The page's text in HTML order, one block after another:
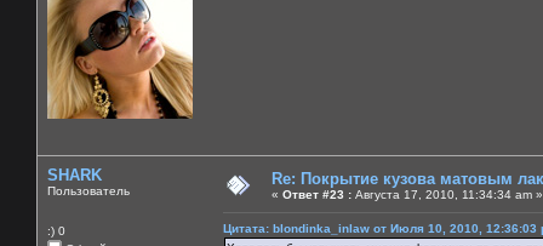
SHARK
Пользователь
:) 0
Re: Покрытие кузова матовым
« Ответ #23 : Августа 17, 2010, 11:34:34 am »
Цитата: blondinka_inlaw от Июля 10, 2010, 12:36:03